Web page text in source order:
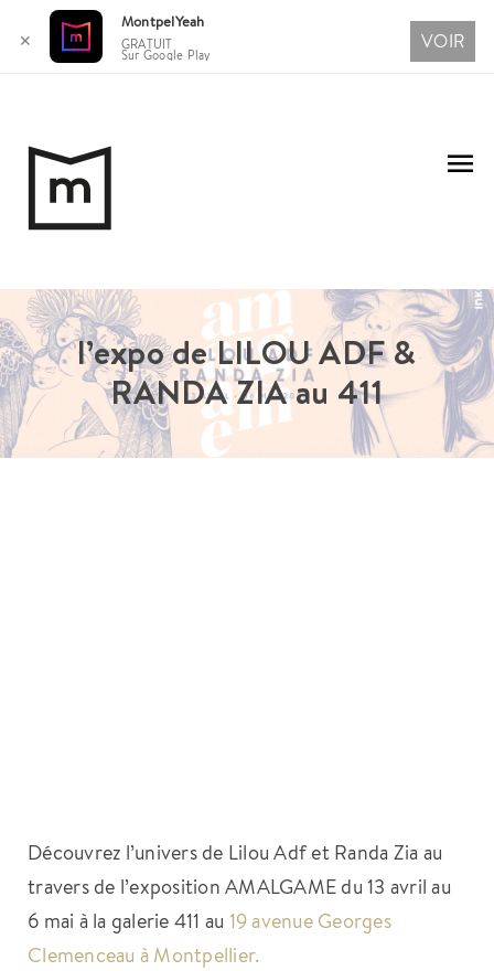
contenu
l’expo de LILOU ADF &
RANDA ZIA au 411
Découvrez l’univers de Lilou Adf et Randa Zia au
travers de l’exposition AMALGAME du 13 avril au
6 mai à la galerie 411 au 19 avenue Georges
Clemenceau à Montpellier.
✕
MontpelYeah
GRATUIT
Sur Google Play
VOIR